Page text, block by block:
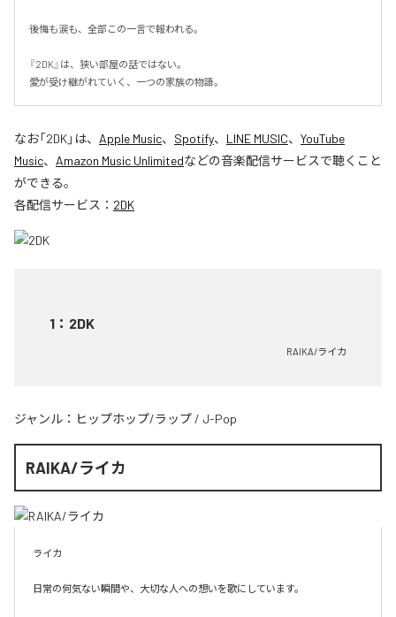
後悔も涙も、全部この一言で報われる。
『2DK』は、狭い部屋の話ではない。
愛が受け継がれていく、一つの家族の物語。
なお「2DK」は、 Apple Music、 Spotify、 LINE MUSIC、 YouTube
Music、 Amazon Music Unlimitedなどの音楽配信サービスで聴くこと
ができる。
各配信サービス： 2DK
1 ： 2DK
RAIKA/ライカ
ジャンル： ヒップホップ/ラップ / J-Pop
RAIKA/ライカ
ライカ
日常の何気ない瞬間や、大切な人への想いを歌にしています。